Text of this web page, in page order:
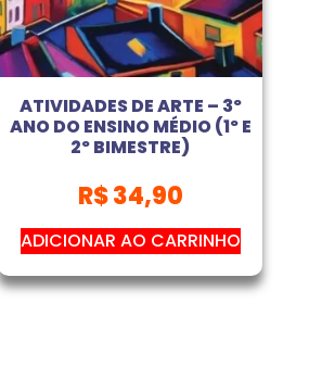
ATIVIDADES DE ARTE – 3º
ANO DO ENSINO MÉDIO (1º E
2º BIMESTRE)
R$34,90
ADICIONAR AO CARRINHO